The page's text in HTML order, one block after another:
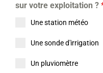
sur votre exploitation ?
Une station météo
Une sonde d'irrigation
Un pluviomètre